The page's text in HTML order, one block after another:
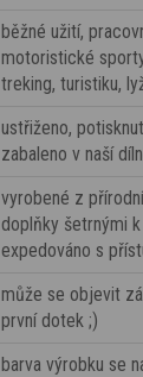
běžné užití,
motoristické
treking, turistiku,
ustřiženo,
zabaleno v naší
vyrobené z
doplňky šetrnými
expedováno s
může se objevit
první dotek ;)
barva výrobku se